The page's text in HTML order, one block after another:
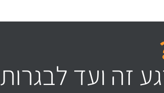
זה ועד לבגרות